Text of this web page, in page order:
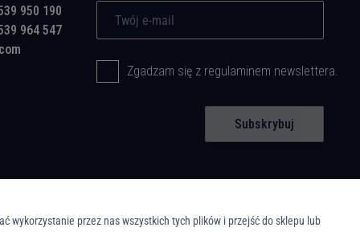
950 190
964 547
Zgadzam się z regulaminem newslettera.
Subskrybuj
wykorzystanie przez nas wszystkich tych plików i przejść do sklepu lub